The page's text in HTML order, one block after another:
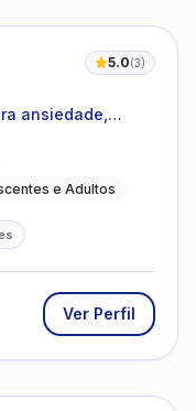
5.0(3)
ansiedade,
e Adultos
Ver Perfil